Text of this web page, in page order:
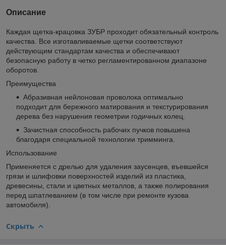
Описание
Каждая щетка-крацовка ЗУБР проходит обязательный контроль
качества. Все изготавливаемые щетки соответствуют
действующим стандартам качества и обеспечивают
безопасную работу в четко регламентированном диапазоне
оборотов.
Преимущества
Абразивная нейлоновая проволока оптимально
подходит для бережного матирования и текстурирования
дерева без нарушения геометрии годичных колец.
Зачистная способность рабочих пучков повышена
благодаря специальной технологии тримминга.
Использование
Применяется с дрелью для удаления заусенцев, въевшейся
грязи и шлифовки поверхностей изделий из пластика,
древесины, стали и цветных металлов, а также полирования
перед шпатлеванием (в том числе при ремонте кузова
автомобиля).
Скрыть